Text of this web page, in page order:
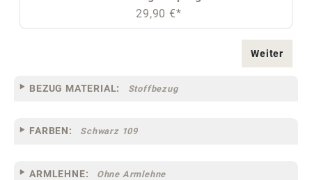
29,90 €*
Weiter
BEZUG MATERIAL: Stoffbezug
FARBEN: Schwarz 109
ARMLEHNE: Ohne Armlehne